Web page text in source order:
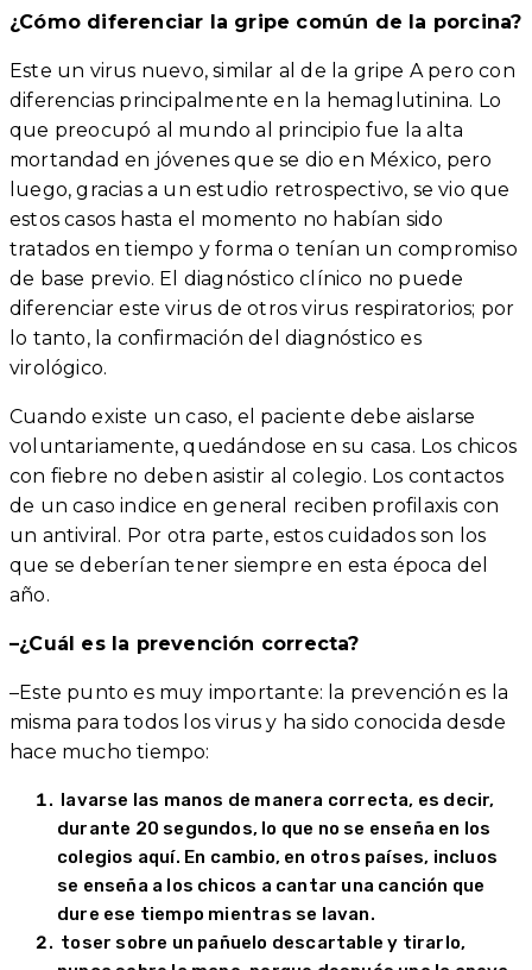
¿Cómo diferenciar la gripe común de la porcina?
Este un virus nuevo, similar al de la gripe A pero con
diferencias principalmente en la hemaglutinina. Lo
que preocupó al mundo al principio fue la alta
mortandad en jóvenes que se dio en México, pero
luego, gracias a un estudio retrospectivo, se vio que
estos casos hasta el momento no habían sido
tratados en tiempo y forma o tenían un compromiso
de base previo. El diagnóstico clínico no puede
diferenciar este virus de otros virus respiratorios; por
lo tanto, la confirmación del diagnóstico es
virológico.
Cuando existe un caso, el paciente debe aislarse
voluntariamente, quedándose en su casa. Los chicos
con fiebre no deben asistir al colegio. Los contactos
de un caso indice en general reciben profilaxis con
un antiviral. Por otra parte, estos cuidados son los
que se deberían tener siempre en esta época del
año.
–¿Cuál es la prevención correcta?
–Este punto es muy importante: la prevención es la
misma para todos los virus y ha sido conocida desde
hace mucho tiempo:
lavarse las manos de manera correcta, es decir,
durante 20 segundos, lo que no se enseña en los
colegios aquí. En cambio, en otros países, incluos
se enseña a los chicos a cantar una canción que
dure ese tiempo mientras se lavan.
toser sobre un pañuelo descartable y tirarlo,